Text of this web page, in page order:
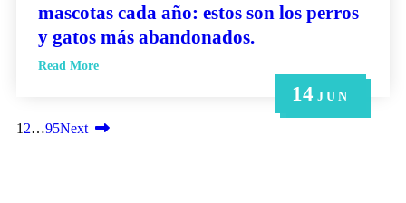
14 JUN
6 MAY
6 MAY
21 JUN
14 JUN
mascotas cada año: estos son los perros
y gatos más abandonados.
Read More
1 2…95Next